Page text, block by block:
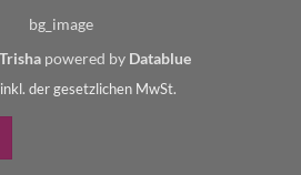
powered by Datablue
der gesetzlichen MwSt.